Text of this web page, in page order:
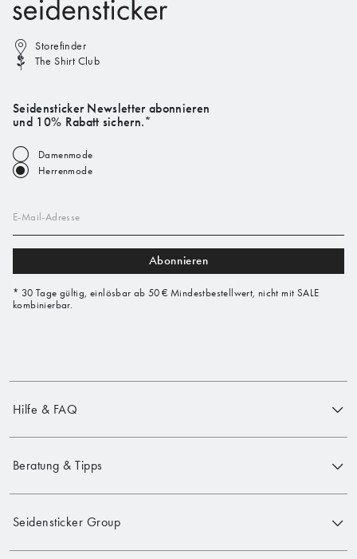
Storefinder
The Shirt Club
Seidensticker Newsletter abonnieren
und 10% Rabatt sichern.*
Damenmode
Herrenmode
E-Mail-Adresse
Abonnieren
* 30 Tage gültig, einlösbar ab 50 € Mindestbestellwert, nicht mit SALE
kombinierbar.
Hilfe & FAQ
Beratung & Tipps
Seidensticker Group